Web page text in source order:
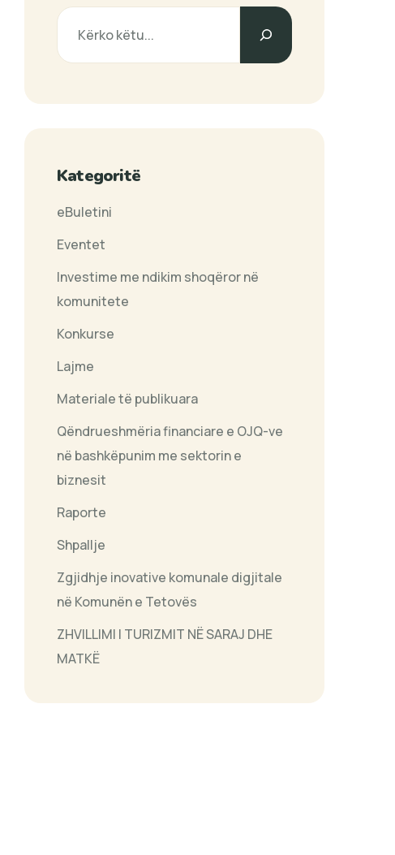
Search
Kategoritë
eBuletini
Eventet
Investime me ndikim shoqëror në
komunitete
Konkurse
Lajme
Materiale të publikuara
Qëndrueshmëria financiare e OJQ-ve
në bashkëpunim me sektorin e
biznesit
Raporte
Shpallje
Zgjidhje inovative komunale digjitale
në Komunën e Tetovës
ZHVILLIMI I TURIZMIT NË SARAJ DHE
MATKË